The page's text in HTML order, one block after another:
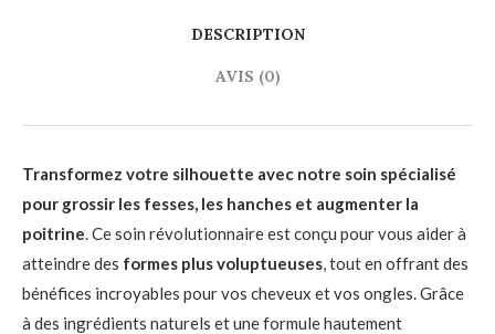
DESCRIPTION
AVIS (0)
Transformez votre silhouette avec notre soin spécialisé
pour grossir les fesses, les hanches et augmenter la
poitrine. Ce soin révolutionnaire est conçu pour vous aider à
atteindre des formes plus voluptueuses, tout en offrant des
bénéfices incroyables pour vos cheveux et vos ongles. Grâce
à des ingrédients naturels et une formule hautement